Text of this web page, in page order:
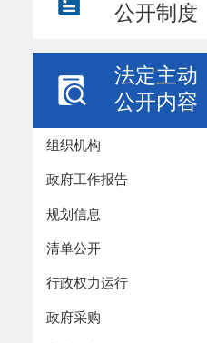
公开制度
法定主动
公开内容
组织机构
政府工作报告
规划信息
清单公开
行政权力运行
政府采购